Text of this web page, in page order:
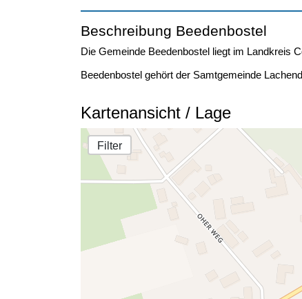
Beschreibung Beedenbostel
Die Gemeinde Beedenbostel liegt im Landkreis
Beedenbostel gehört der Samtgemeinde
Kartenansicht / Lage
Filter